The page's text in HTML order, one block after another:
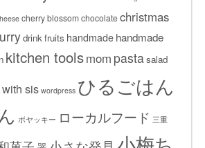
cherry blossomchocolatechristmas
drinkfruits handmade handmade
kitchen toolsmom pastasalad
with sis wordpress ひるごはん
ボヤッキー ローカルフード 三重